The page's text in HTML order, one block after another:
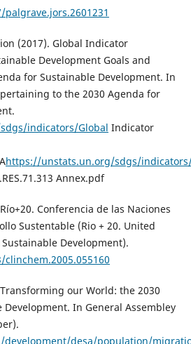
(2017). Global Indicator
Development Goals and
for Sustainable Development. In
to the 2030 Agenda for
indicators/Global Indicator
https://unstats.un.org/sdgs/
Annex.pdf
Conferencia de las Naciones
Sustentable (Rio + 20. United
Development).
our World: the 2030
In General Assembley
desa/population/